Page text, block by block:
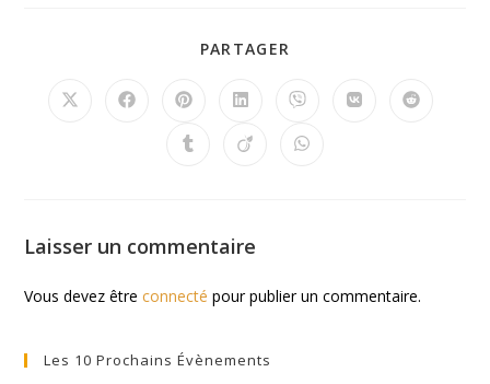
PARTAGER
Laisser un commentaire
Vous devez êtreconnecté pour publier un commentaire.
Les 10 Prochains Évènements